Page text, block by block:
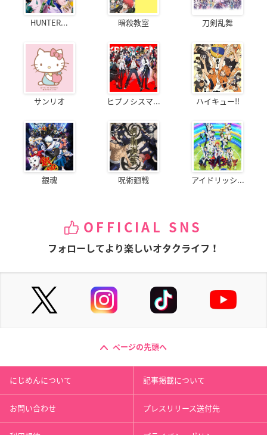
HUNTER... 暗殺教室 刀剣乱舞
サンリオ ヒプノシスマ... ハイキュー!!
銀魂 呪術廻戦 アイドリッシ...
OFFICIAL SNS
フォローしてより楽しいオタクライフ！
ページの先頭へ
にじめんについて 記事掲載について
お問い合わせ プレスリリース送付先